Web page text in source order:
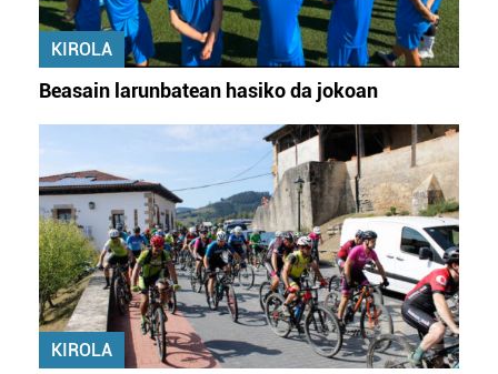
KIROLA
Beasain larunbatean hasiko da jokoan
KIROLA